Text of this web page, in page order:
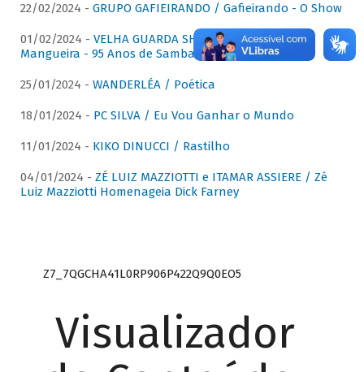
22/02/2024 - GRUPO GAFIEIRANDO / Gafieirando - O Show
01/02/2024 - VELHA GUARDA SHOW DA MANGUEIRA /
Mangueira - 95 Anos de Samba
25/01/2024 - WANDERLÉA / Poética
18/01/2024 - PC SILVA / Eu Vou Ganhar o Mundo
11/01/2024 - KIKO DINUCCI / Rastilho
04/01/2024 - ZÉ LUIZ MAZZIOTTI e ITAMAR ASSIERE / Zé
Luiz Mazziotti Homenageia Dick Farney
Z7_7QGCHA41L0RP906P422Q9Q0EO5
Visualizador